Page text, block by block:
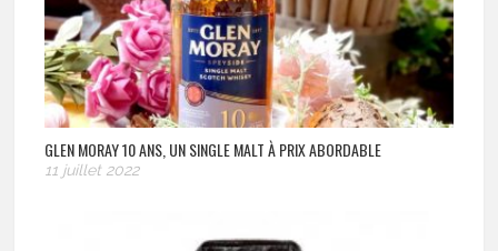
GLEN MORAY 10 ANS, UN SINGLE MALT À PRIX ABORDABLE
11 juillet 2022